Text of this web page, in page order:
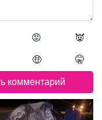
😡 👿
🤑 🤫